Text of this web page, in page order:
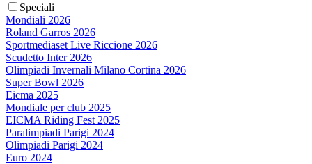
Speciali
Mondiali 2026
Roland Garros 2026
Sportmediaset Live Riccione 2026
Scudetto Inter 2026
Olimpiadi Invernali Milano Cortina 2026
Super Bowl 2026
Eicma 2025
Mondiale per club 2025
EICMA Riding Fest 2025
Paralimpiadi Parigi 2024
Olimpiadi Parigi 2024
Euro 2024